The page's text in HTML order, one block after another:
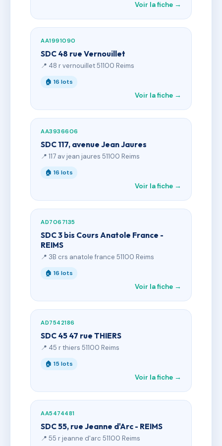
Voir la fiche →
AA1991090
SDC 48 rue Vernouillet
📍 48 r vernouillet 51100 Reims
🏠 16 lots
Voir la fiche →
AA3936606
SDC 117, avenue Jean Jaures
📍 117 av jean jaures 51100 Reims
🏠 16 lots
Voir la fiche →
AD7067135
SDC 3 bis Cours Anatole France -
REIMS
📍 3B crs anatole france 51100 Reims
🏠 16 lots
Voir la fiche →
AD7542186
SDC 45 47 rue THIERS
📍 45 r thiers 51100 Reims
🏠 15 lots
Voir la fiche →
AA5474481
SDC 55, rue Jeanne d'Arc - REIMS
📍 55 r jeanne d'arc 51100 Reims